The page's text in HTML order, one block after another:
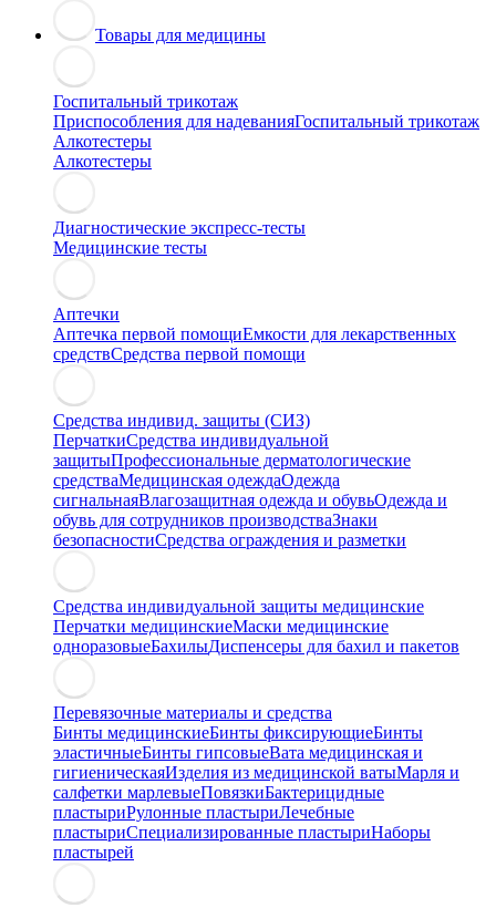
Товары для медицины
Госпитальный трикотаж
Приспособления для надеванияГоспитальный трикотаж
Алкотестеры
Алкотестеры
Диагностические экспресс-тесты
Медицинские тесты
Аптечки
Аптечка первой помощиЕмкости для лекарственных
средствСредства первой помощи
Средства индивид. защиты (СИЗ)
ПерчаткиСредства индивидуальной
защитыПрофессиональные дерматологические
средстваМедицинская одеждаОдежда
сигнальнаяВлагозащитная одежда и обувьОдежда и
обувь для сотрудников производстваЗнаки
безопасностиСредства ограждения и разметки
Средства индивидуальной защиты медицинские
Перчатки медицинскиеМаски медицинские
одноразовыеБахилыДиспенсеры для бахил и пакетов
Перевязочные материалы и средства
Бинты медицинскиеБинты фиксирующиеБинты
эластичныеБинты гипсовыеВата медицинская и
гигиеническаяИзделия из медицинской ватыМарля и
салфетки марлевыеПовязкиБактерицидные
пластыриРулонные пластыриЛечебные
пластыриСпециализированные пластыриНаборы
пластырей